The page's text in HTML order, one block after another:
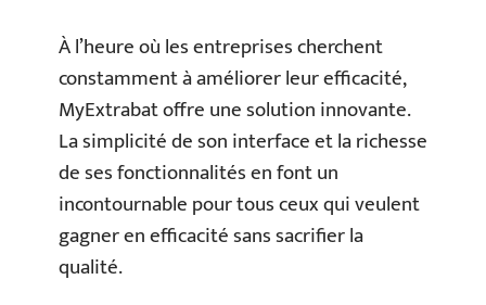
À l’heure où les entreprises cherchent
constamment à améliorer leur efficacité,
MyExtrabat offre une solution innovante.
La simplicité de son interface et la richesse
de ses fonctionnalités en font un
incontournable pour tous ceux qui veulent
gagner en efficacité sans sacrifier la
qualité.